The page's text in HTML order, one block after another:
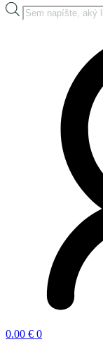
Products
search
0.00 € 0